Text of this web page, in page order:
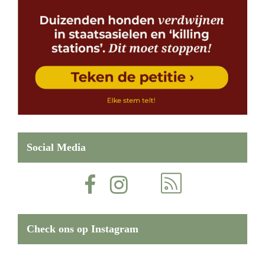
Social Media
Check ons op Instagram